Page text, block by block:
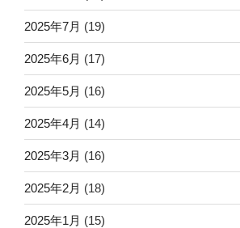
2025年7月 (19)
2025年6月 (17)
2025年5月 (16)
2025年4月 (14)
2025年3月 (16)
2025年2月 (18)
2025年1月 (15)